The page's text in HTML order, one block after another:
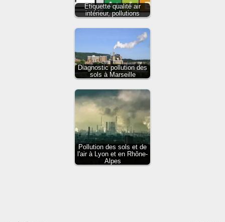
Etiquette qualité air
intérieur, pollutions
Diagnostic pollution des
sols à Marseille
Pollution des sols et de
l'air à Lyon et en Rhône-
Alpes